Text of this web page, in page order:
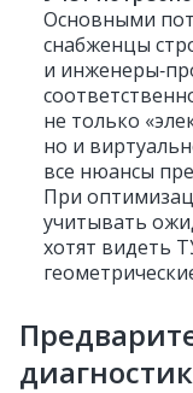
Основными
снабженцы
и
не только
но и
все нюансы
При
учитывать
хотят видеть